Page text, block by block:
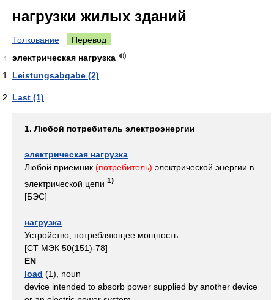
нагрузки жилых зданий
Толкование Перевод
1
электрическая нагрузка
Leistungsabgabe (2)
Last (1)
1. Любой потребитель электроэнергии
электрическая нагрузка
Любой приемник (потребитель) электрической энергии в
электрической цепи 1)
[БЭС]
нагрузка
Устройство, потребляющее мощность
[СТ МЭК 50(151)-78]
EN
load (1), noun
device intended to absorb power supplied by another device